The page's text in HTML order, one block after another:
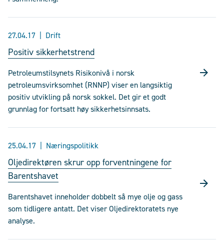
27.04.17 Drift
Positiv sikkerhetstrend
Petroleumstilsynets Risikonivå i norsk
petroleumsvirksomhet (RNNP) viser en langsiktig
positiv utvikling på norsk sokkel. Det gir et godt
grunnlag for fortsatt høy sikkerhetsinnsats.
25.04.17 Næringspolitikk
Oljedirektøren skrur opp forventningene for
Barentshavet
Barentshavet inneholder dobbelt så mye olje og gass
som tidligere antatt. Det viser Oljedirektoratets nye
analyse.